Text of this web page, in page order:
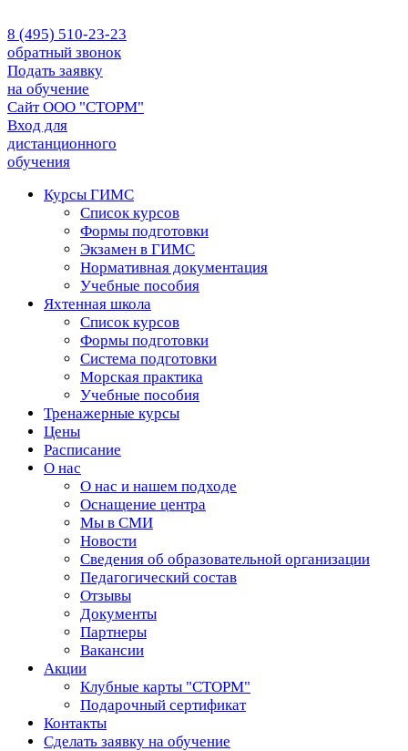
8 (495) 510-23-23
обратный звонок
Подать заявку
на обучение
Сайт ООО "СТОРМ"
Вход для
дистанционного
обучения
Курсы ГИМС
Список курсов
Формы подготовки
Экзамен в ГИМС
Нормативная документация
Учебные пособия
Яхтенная школа
Список курсов
Формы подготовки
Cистема подготовки
Морская практика
Учебные пособия
Тренажерные курсы
Цены
Расписание
О нас
О нас и нашем подходе
Оснащение центра
Мы в СМИ
Новости
Сведения об образовательной организации
Педагогический состав
Отзывы
Документы
Партнеры
Вакансии
Акции
Клубные карты "СТОРМ"
Подарочный сертификат
Контакты
Сделать заявку на обучение